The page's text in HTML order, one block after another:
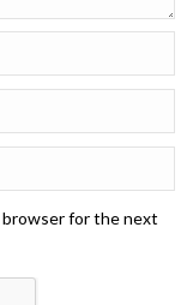
browser for the next